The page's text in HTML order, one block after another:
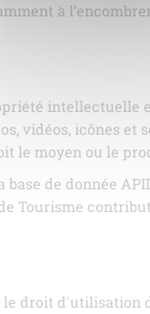
à
intellectuelle
vidéos, icônes
le moyen ou le
de donnée
Tourisme
droit